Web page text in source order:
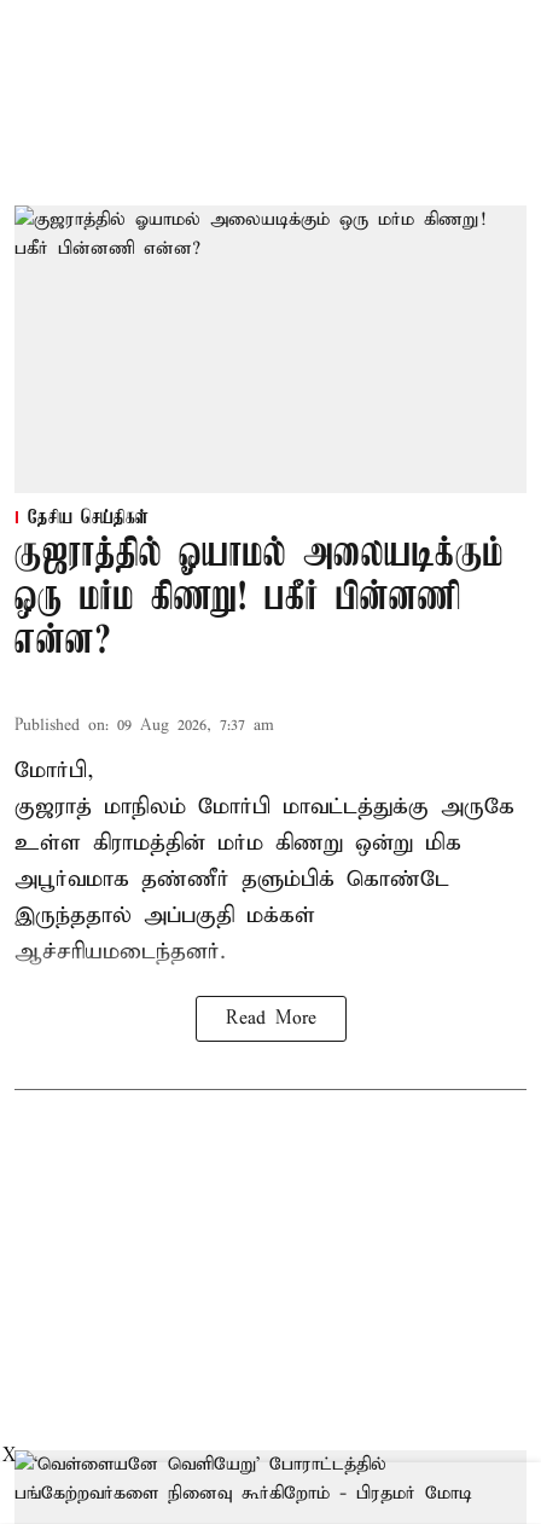
தேசிய செய்திகள்
குஜராத்தில் ஓயாமல் அலையடிக்கும்
ஒரு மர்ம கிணறு! பகீர் பின்னணி
என்ன?
Published on: 09 Aug 2026, 7:37 am
மோர்பி,
குஜராத் மாநிலம் மோர்பி மாவட்டத்துக்கு அருகே
உள்ள கிராமத்தின் மர்ம கிணறு ஒன்று மிக
அபூர்வமாக தண்ணீர் தளும்பிக் கொண்டே
இருந்ததால் அப்பகுதி மக்கள்
ஆச்சரியமடைந்தனர்.
Read More
X